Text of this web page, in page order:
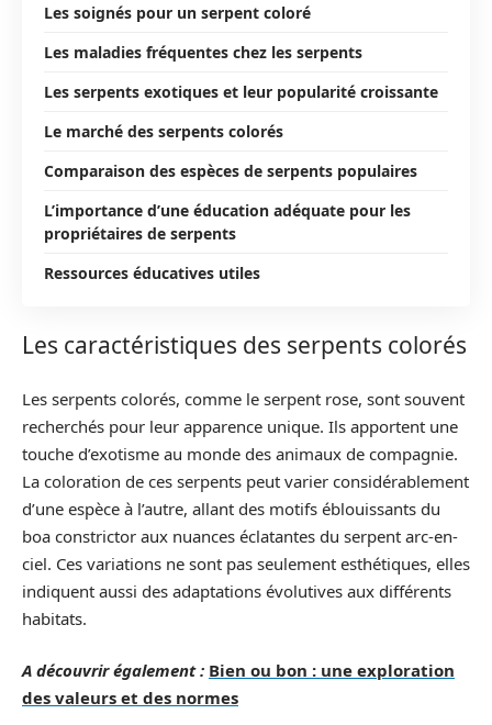
Les soignés pour un serpent coloré
Les maladies fréquentes chez les serpents
Les serpents exotiques et leur popularité croissante
Le marché des serpents colorés
Comparaison des espèces de serpents populaires
L’importance d’une éducation adéquate pour les
propriétaires de serpents
Ressources éducatives utiles
Les caractéristiques des serpents colorés
Les serpents colorés, comme le serpent rose, sont souvent
recherchés pour leur apparence unique. Ils apportent une
touche d’exotisme au monde des animaux de compagnie.
La coloration de ces serpents peut varier considérablement
d’une espèce à l’autre, allant des motifs éblouissants du
boa constrictor aux nuances éclatantes du serpent arc-en-
ciel. Ces variations ne sont pas seulement esthétiques, elles
indiquent aussi des adaptations évolutives aux différents
habitats.
A découvrir également : Bien ou bon : une exploration
des valeurs et des normes